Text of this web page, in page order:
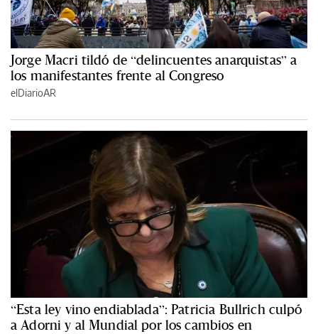
Jorge Macri tildó de “delincuentes anarquistas” a
los manifestantes frente al Congreso
elDiarioAR
“Esta ley vino endiablada”: Patricia Bullrich culpó
a Adorni y al Mundial por los cambios en